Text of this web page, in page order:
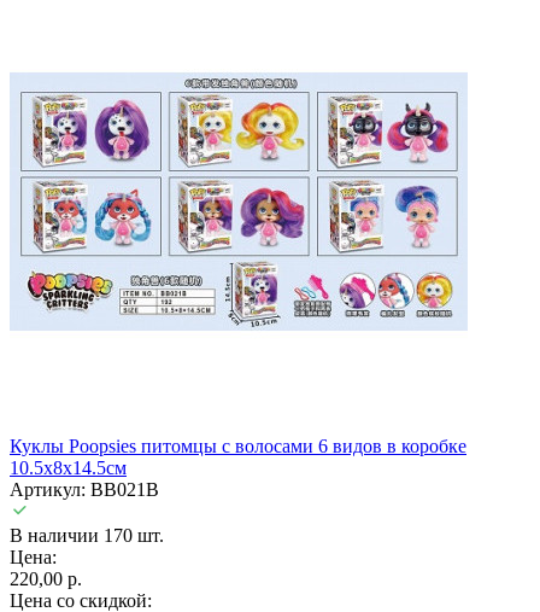
Куклы Poopsies питомцы с волосами 6 видов в коробке
10.5х8х14.5см
Артикул: BB021B
В наличии 170 шт.
Цена:
220,00 р.
Цена со скидкой: